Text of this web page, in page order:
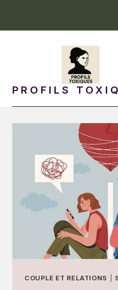
contenu
PROFILS
COUPLE ET RELATIONS